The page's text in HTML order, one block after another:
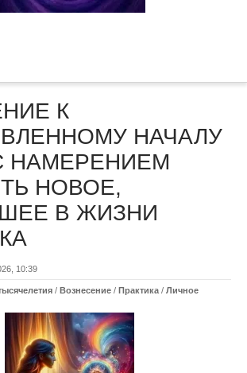
К
НАЧАЛУ
НАМЕРЕНИЕМ
НОВОЕ,
В ЖИЗНИ
10:39
/ Вознесение / Практикa / Личное